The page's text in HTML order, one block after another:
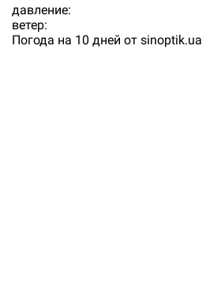
давление:
ветер:
Погода на 10 дней от sinoptik.ua